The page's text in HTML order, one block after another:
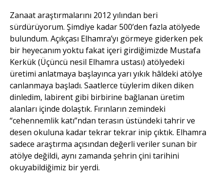
Zanaat araştırmalarını 2012 yılından beri
sürdürüyorum. Şimdiye kadar 500’den fazla atölyede
bulundum. Açıkçası Elhamra’yı görmeye giderken pek
bir heyecanım yoktu fakat içeri girdiğimizde Mustafa
Kerkük (Üçüncü nesil Elhamra ustası) atölyedeki
üretimi anlatmaya başlayınca yarı yıkık hâldeki atölye
canlanmaya başladı. Saatlerce tüylerim diken diken
dinledim, labirent gibi birbirine bağlanan üretim
alanları içinde dolaştık. Fırınların zemindeki
“cehennemlik katı”ndan terasın üstündeki tahrir ve
desen okuluna kadar tekrar tekrar inip çıktık. Elhamra
sadece araştırma açısından değerli veriler sunan bir
atölye değildi, aynı zamanda şehrin çini tarihini
okuyabildiğimiz bir yerdi.